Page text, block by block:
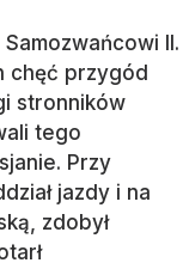
II.
chęć przygód
stronników
tego
Przy
jazdy i na
zdobył